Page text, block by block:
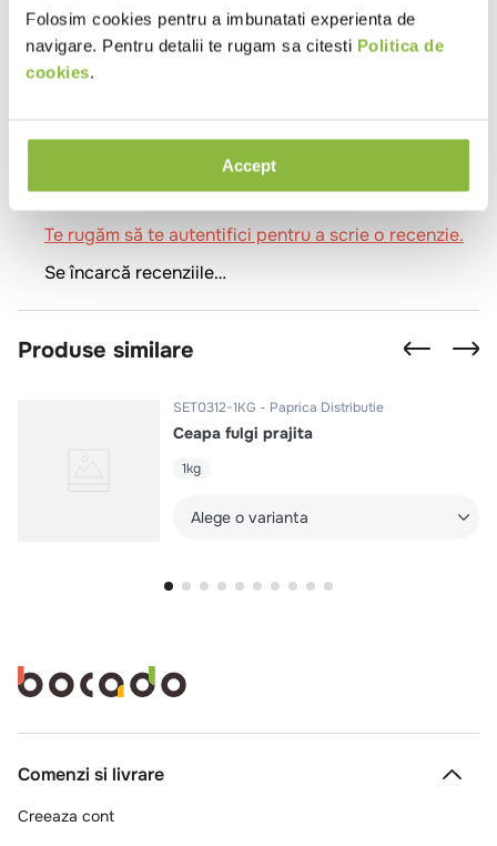
Folosim cookies pentru a imbunatati experienta de
navigare. Pentru detalii te rugam sa citesti Politica de
cookies.
Accept
Sare de mare, carbon activ.
Se încarcă rezumatul…
Te rugăm să te autentifici pentru a scrie o recenzie.
Se încarcă recenziile…
Produse similare
SET0312-1KG Paprica Distributie
Ceapa fulgi prajita
1kg
Alege o varianta
Comenzi si livrare
Creeaza cont